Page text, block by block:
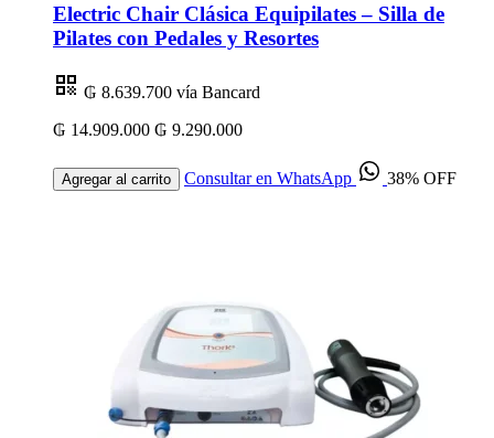
Electric Chair Clásica Equipilates – Silla de
Pilates con Pedales y Resortes
₲ 8.639.700 vía Bancard
₲ 14.909.000 ₲ 9.290.000
Agregar al carrito Consultar en WhatsApp 38% OFF